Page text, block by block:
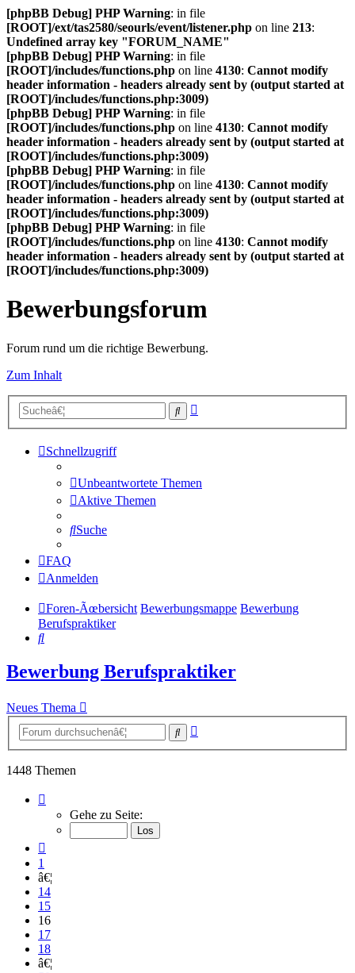
[phpBB Debug] PHP Warning: in file
[ROOT]/ext/tas2580/seourls/event/listener.php on line 213:
Undefined array key "FORUM_NAME"
[phpBB Debug] PHP Warning: in file
[ROOT]/includes/functions.php on line 4130: Cannot modify
header information - headers already sent by (output started at
[ROOT]/includes/functions.php:3009)
[phpBB Debug] PHP Warning: in file
[ROOT]/includes/functions.php on line 4130: Cannot modify
header information - headers already sent by (output started at
[ROOT]/includes/functions.php:3009)
[phpBB Debug] PHP Warning: in file
[ROOT]/includes/functions.php on line 4130: Cannot modify
header information - headers already sent by (output started at
[ROOT]/includes/functions.php:3009)
[phpBB Debug] PHP Warning: in file
[ROOT]/includes/functions.php on line 4130: Cannot modify
header information - headers already sent by (output started at
[ROOT]/includes/functions.php:3009)
Bewerbungsforum
Forum rund um die richtige Bewerbung.
Zum Inhalt
Suche
Schnellzugriff
Unbeantwortete Themen
Aktive Themen
Suche
FAQ
Anmelden
Foren-Ãœbersicht Bewerbungsmappe Bewerbung
Berufspraktiker
Suche
Bewerbung Berufspraktiker
Neues Thema
Suche
1448 Themen
16
von
Gehe zu Seite:
1
â€¦
14
15
16
17
18
â€¦